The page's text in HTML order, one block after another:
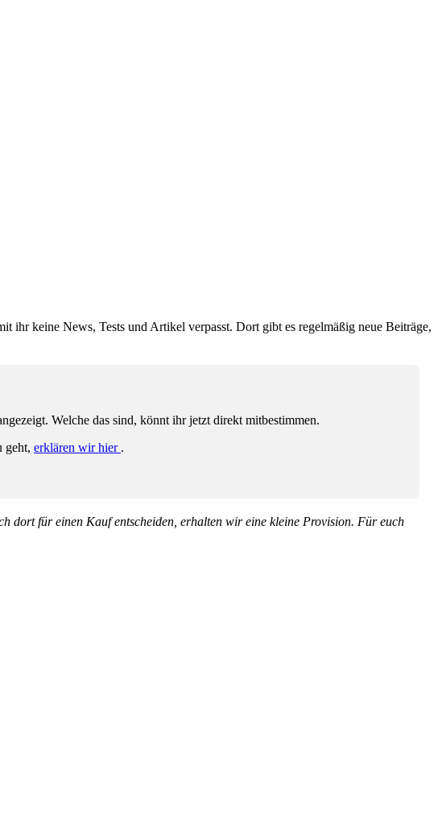
ihr keine News, Tests und Artikel verpasst. Dort gibt es regelmäßig neue Beiträge,
Welche das sind, könnt ihr jetzt direkt mitbestimmen.
geht, erklären wir hier .
dort für einen Kauf entscheiden, erhalten wir eine kleine Provision. Für euch